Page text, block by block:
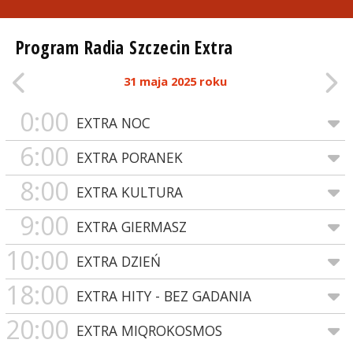
Program Radia Szczecin Extra
31 maja 2025 roku
0:00 EXTRA NOC
6:00 EXTRA PORANEK
8:00 EXTRA KULTURA
9:00 EXTRA GIERMASZ
10:00 EXTRA DZIEŃ
18:00 EXTRA HITY - BEZ GADANIA
20:00 EXTRA MIQROKOSMOS